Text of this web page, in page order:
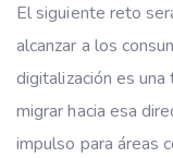
El siguiente reto
alcanzar a los
digitalización es
migrar hacia esa
impulso para áreas